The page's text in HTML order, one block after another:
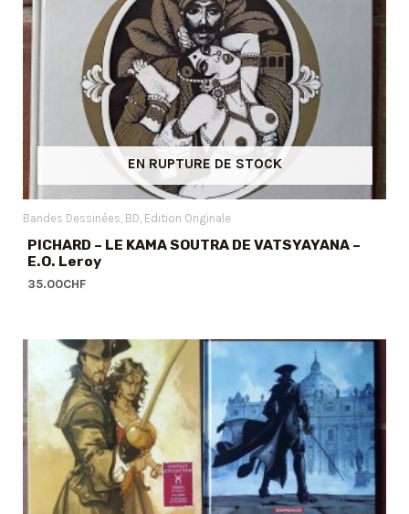
EN RUPTURE DE STOCK
Bandes Dessinées BD Edition Originale
PICHARD – LE KAMA SOUTRA DE VATSYAYANA –
E.O. Leroy
35.00CHF